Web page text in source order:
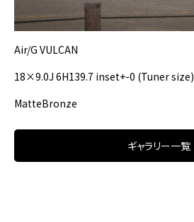
Air/G VULCAN
18×9.0J 6H139.7 inset+-0 (Tuner size)
MatteBronze
ギャラリー一覧